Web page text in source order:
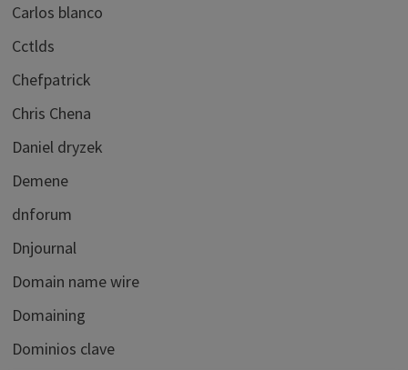
Carlos blanco
Cctlds
Chefpatrick
Chris Chena
Daniel dryzek
Demene
dnforum
Dnjournal
Domain name wire
Domaining
Dominios clave